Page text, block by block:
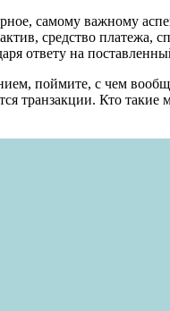
самому важному
средство платежа,
ответу на
поймите, с чем
транзакции. Кто